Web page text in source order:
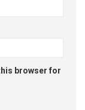
browser for